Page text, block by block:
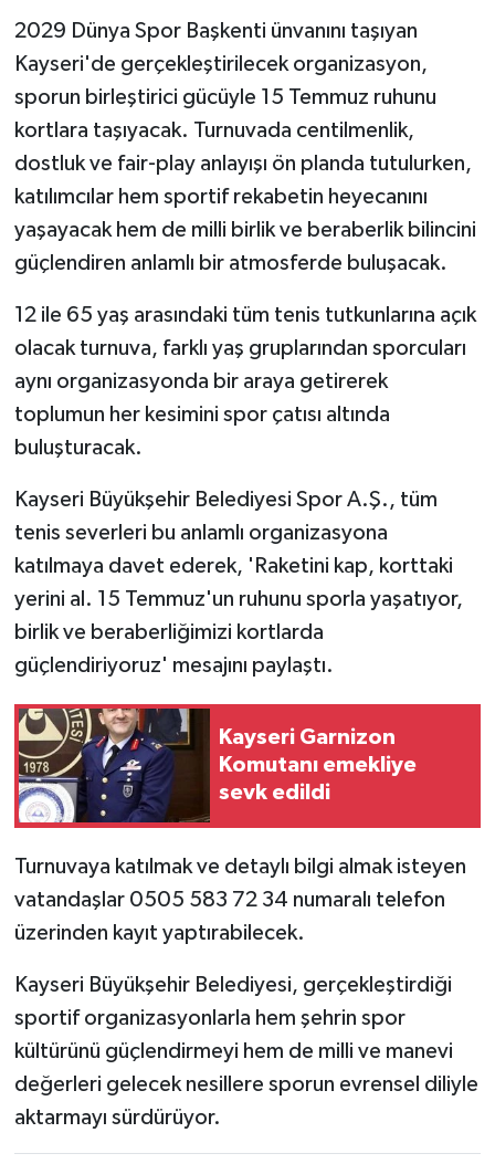
2029 Dünya Spor Başkenti ünvanını taşıyan
Kayseri'de gerçekleştirilecek organizasyon,
sporun birleştirici gücüyle 15 Temmuz ruhunu
kortlara taşıyacak. Turnuvada centilmenlik,
dostluk ve fair-play anlayışı ön planda tutulurken,
katılımcılar hem sportif rekabetin heyecanını
yaşayacak hem de milli birlik ve beraberlik bilincini
güçlendiren anlamlı bir atmosferde buluşacak.
12 ile 65 yaş arasındaki tüm tenis tutkunlarına açık
olacak turnuva, farklı yaş gruplarından sporcuları
aynı organizasyonda bir araya getirerek
toplumun her kesimini spor çatısı altında
buluşturacak.
Kayseri Büyükşehir Belediyesi Spor A.Ş., tüm
tenis severleri bu anlamlı organizasyona
katılmaya davet ederek, 'Raketini kap, korttaki
yerini al. 15 Temmuz'un ruhunu sporla yaşatıyor,
birlik ve beraberliğimizi kortlarda
güçlendiriyoruz' mesajını paylaştı.
Kayseri Garnizon
Komutanı emekliye
sevk edildi
Turnuvaya katılmak ve detaylı bilgi almak isteyen
vatandaşlar 0505 583 72 34 numaralı telefon
üzerinden kayıt yaptırabilecek.
Kayseri Büyükşehir Belediyesi, gerçekleştirdiği
sportif organizasyonlarla hem şehrin spor
kültürünü güçlendirmeyi hem de milli ve manevi
değerleri gelecek nesillere sporun evrensel diliyle
aktarmayı sürdürüyor.